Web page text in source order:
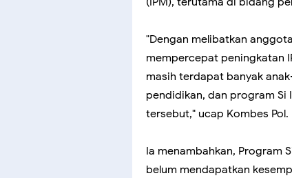
"Dengan melibatkan
mempercepat peningkatan
masih terdapat banyak
pendidikan, dan program Si
tersebut," ucap Kombes
Ia menambahkan, Program
belum mendapatkan